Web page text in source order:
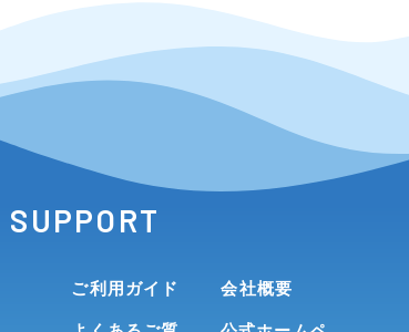
SUPPORT
ご利用ガイド 会社概要